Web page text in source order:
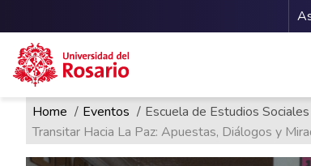
Pasar al contenido principal
Ruta de navegación
Home Eventos
Escuela de Estudios
Transitar Hacia La Paz: Apuestas, Diálogos y